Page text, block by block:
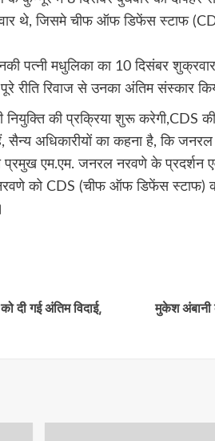
थे, जिसमे चीफ ऑफ डिफेंस स्टाफ
पत्नी मधुलिका का 10 दिसंबर
रीति रिवाज से उनका अंतिम संस्कार
की प्रक्रिया शुरू करेगी,CDS
अधिकारीयों का कहना है, कि
प्रमुख एम.एम. जनरल नरवणे के प्रदर्शन
को CDS (चीफ ऑफ डिफेंस स्टाफ) का
दी गई अंतिम विदाई,
मुकेश